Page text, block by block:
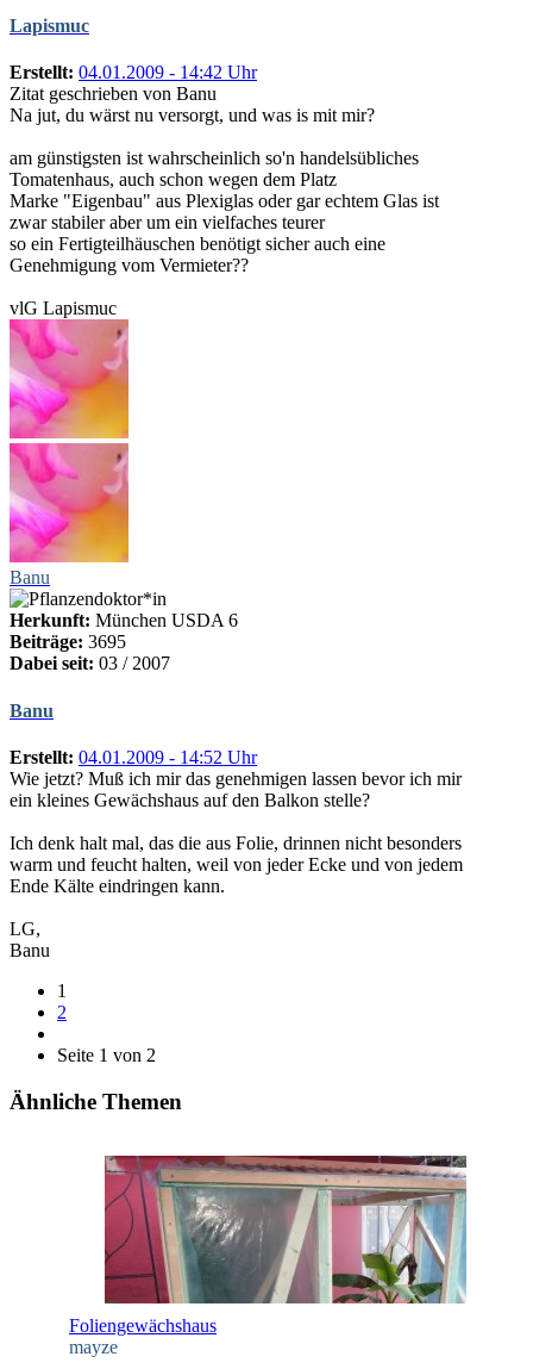
Lapismuc
Erstellt: 04.01.2009 - 14:42 Uhr
Zitat geschrieben von Banu
Na jut, du wärst nu versorgt, und was is mit mir?
am günstigsten ist wahrscheinlich so'n handelsübliches
Tomatenhaus, auch schon wegen dem Platz
Marke "Eigenbau" aus Plexiglas oder gar echtem Glas ist
zwar stabiler aber um ein vielfaches teurer
so ein Fertigteilhäuschen benötigt sicher auch eine
Genehmigung vom Vermieter??
vlG Lapismuc
Banu
Herkunft: München USDA 6
Beiträge: 3695
Dabei seit: 03 / 2007
Banu
Erstellt: 04.01.2009 - 14:52 Uhr
Wie jetzt? Muß ich mir das genehmigen lassen bevor ich mir
ein kleines Gewächshaus auf den Balkon stelle?
Ich denk halt mal, das die aus Folie, drinnen nicht besonders
warm und feucht halten, weil von jeder Ecke und von jedem
Ende Kälte eindringen kann.
LG,
Banu
1
2
Seite 1 von 2
Ähnliche Themen
Foliengewächshaus
mayze